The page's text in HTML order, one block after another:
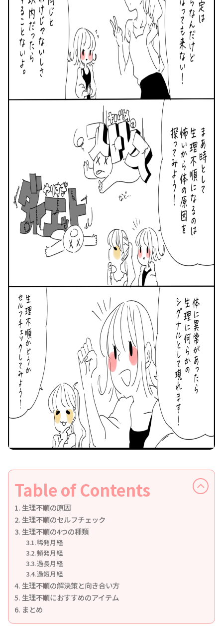
Table of Contents
生理不順の原因
生理不順のセルフチェック
生理不順の4つの種類
稀発月経
頻発月経
過長月経
過短月経
生理不順の解決策と向き合い方
生理不順におすすめのアイテム
まとめ